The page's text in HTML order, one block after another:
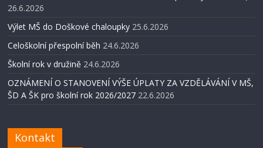
26.6.2026
Výlet MŠ do Doškové chaloupky 25.6.2026
Celoškolní přespolní běh 24.6.2026
Školní rok v družině 24.6.2026
OZNÁMENÍ O STANOVENÍ VÝŠE ÚPLATY ZA VZDĚLÁVÁNÍ V MŠ,
ŠD A ŠK pro školní rok 2026/2027 22.6.2026
Kontakt